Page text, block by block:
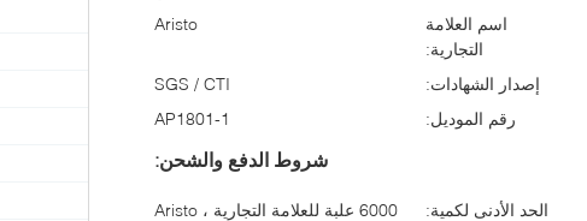
اسم العلامة
التجارية:
Aristo
إصدار الشهادات:
SGS / CTI
رقم الموديل:
AP1801-1
شروط الدفع والشحن:
الحد الأدنى لكمية:
6000 علبة للعلامة التجارية Aristo ،